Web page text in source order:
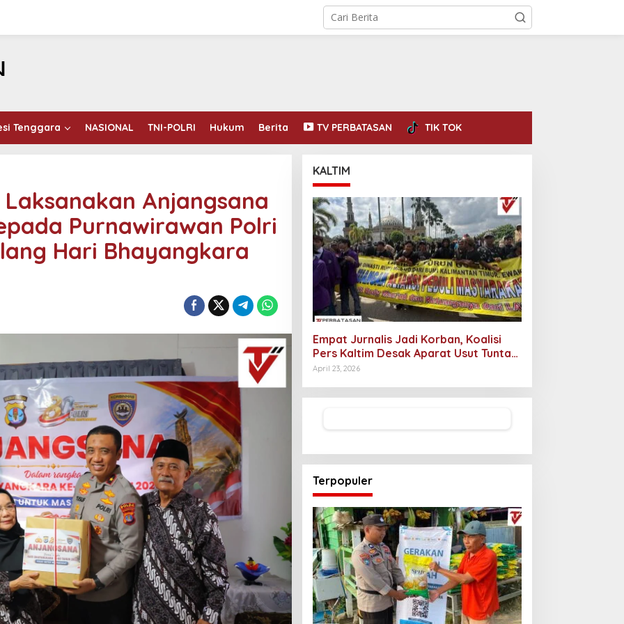
Tenggara NASIONAL TNI-POLRI Hukum Berita TV PERBATASAN TIK TOK
Anjangsana
Purnawirawan Polri
Hari Bhayangkara
KALTIM
Empat Jurnalis Jadi Korban, Koalisi
Pers Kaltim Desak Aparat Usut Tuntas
Pelaku Intimidasi
April 23, 2026
Terpopuler